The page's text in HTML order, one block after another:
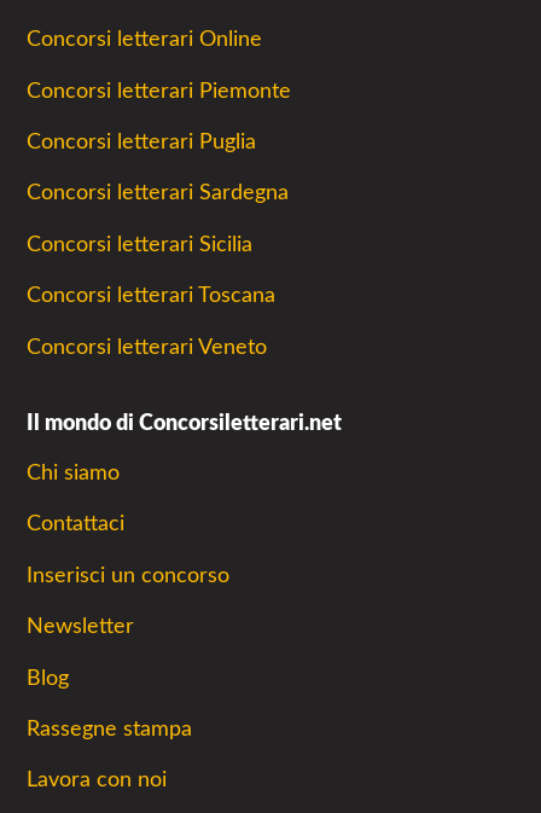
Concorsi letterari Online
Concorsi letterari Piemonte
Concorsi letterari Puglia
Concorsi letterari Sardegna
Concorsi letterari Sicilia
Concorsi letterari Toscana
Concorsi letterari Veneto
Il mondo di Concorsiletterari.net
Chi siamo
Contattaci
Inserisci un concorso
Newsletter
Blog
Rassegne stampa
Lavora con noi